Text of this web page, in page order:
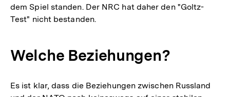
dem Spiel standen. Der NRC hat daher den "Goltz-
Test" nicht bestanden.
Welche Beziehungen?
Es ist klar, dass die Beziehungen zwischen Russland